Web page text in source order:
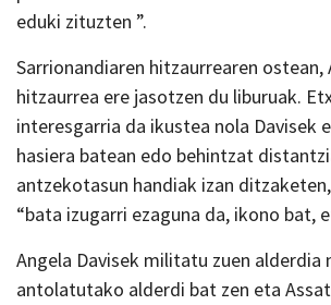
eduki zituzten ”.
Sarrionandiaren hitzaurrearen ostean,
hitzaurrea ere jasotzen du liburuak.
interesgarria da ikustea nola Davisek
hasiera batean edo behintzat
antzekotasun handiak izan
“bata izugarri ezaguna da, ikono bat,
Angela Davisek militatu zuen alderdia
antolatutako alderdi bat zen eta